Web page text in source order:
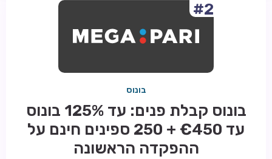
טיפים
#2
בונוס
בונוס קבלת פנים: עד 125% בונוס
עד €450 + 250 ספינים חינם על
ההפקדה הראשונה